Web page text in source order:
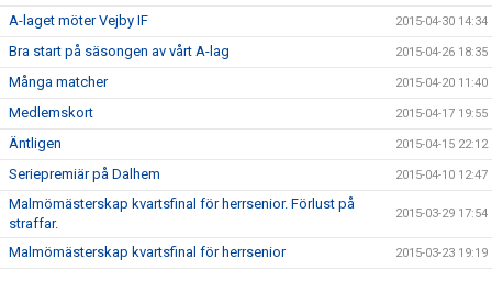
A-laget möter Vejby IF 2015-04-30 14:34
Bra start på säsongen av vårt A-lag 2015-04-26 18:35
Många matcher 2015-04-20 11:40
Medlemskort 2015-04-17 19:55
Äntligen 2015-04-15 22:12
Seriepremiär på Dalhem 2015-04-10 12:47
Malmömästerskap kvartsfinal för herrsenior. Förlust på
straffar.
2015-03-29 17:54
Malmömästerskap kvartsfinal för herrsenior 2015-03-23 19:19